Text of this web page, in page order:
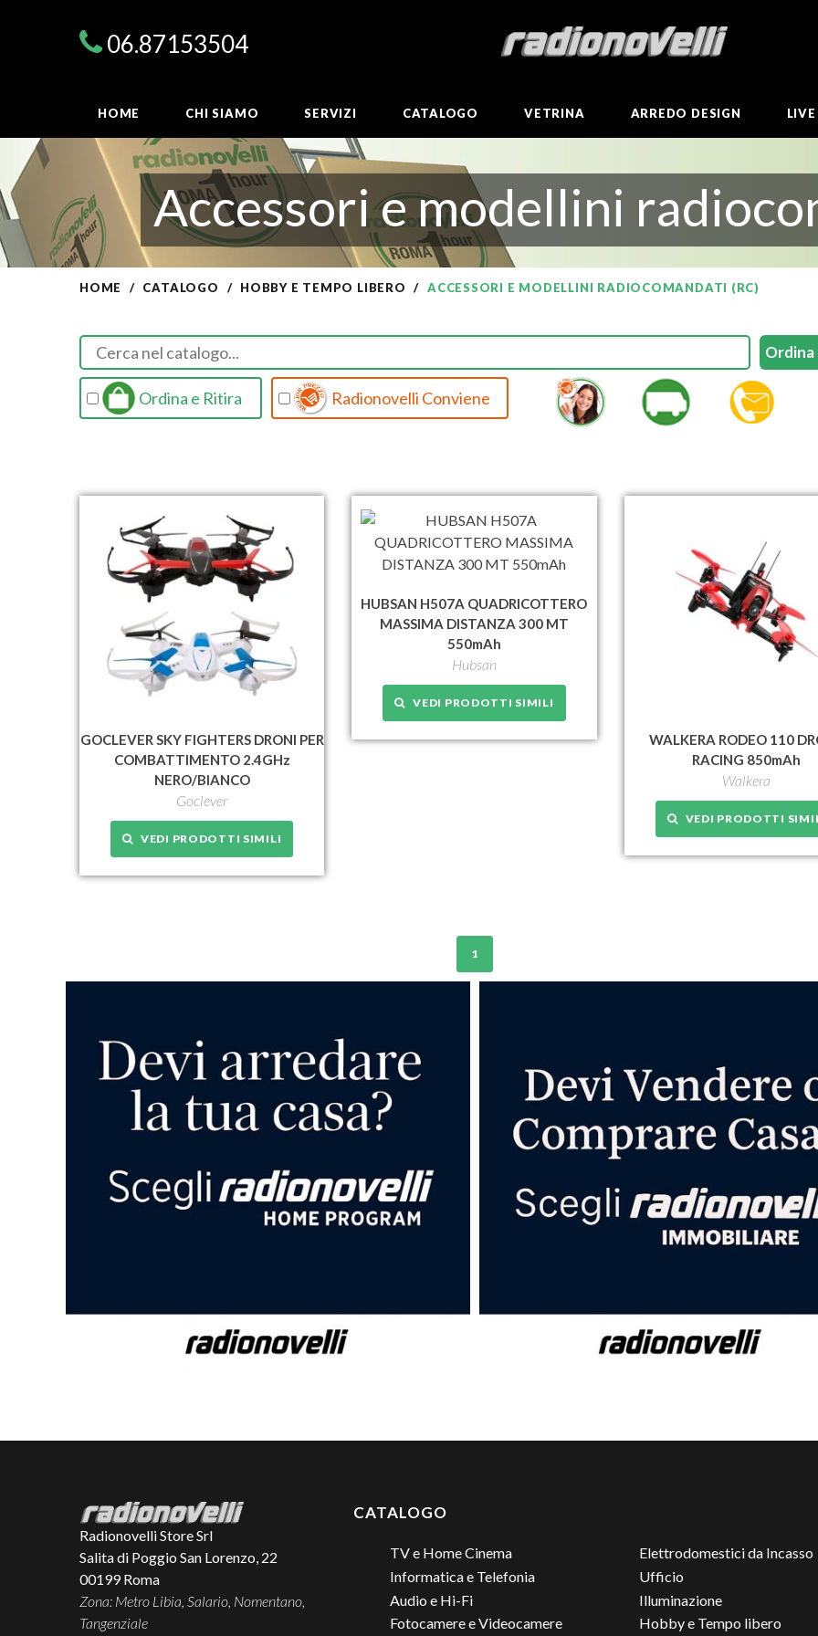
06.87153504
HOME CHI SIAMO SERVIZI CATALOGO VETRINA ARREDO DESIGN
Accessori e modellini
HOME CATALOGO HOBBY E TEMPO LIBERO ACCESSORI E MODELLINI RADIOCOMANDATI (RC)
Ordina e Ritira Radionovelli Conviene
GOCLEVER SKY FIGHTERS DRONI PER
COMBATTIMENTO 2.4GHz
NERO/BIANCO
Goclever
VEDI PRODOTTI SIMILI
HUBSAN H507A QUADRICOTTERO
MASSIMA DISTANZA 300 MT
550mAh
Hubsan
VEDI PRODOTTI SIMILI
WALKERA RODEO 110
RACING 850mAh
Walkera
VEDI PRODOTTI
1
Radionovelli Store Srl
Salita di Poggio San Lorenzo, 22
00199 Roma
Zona: Metro Libia, Salario, Nomentano,
Tangenziale
CATALOGO
TV e Home Cinema
Informatica e Telefonia
Audio e Hi-Fi
Fotocamere e Videocamere
Elettrodomestici da Incasso
Ufficio
Illuminazione
Hobby e Tempo libero